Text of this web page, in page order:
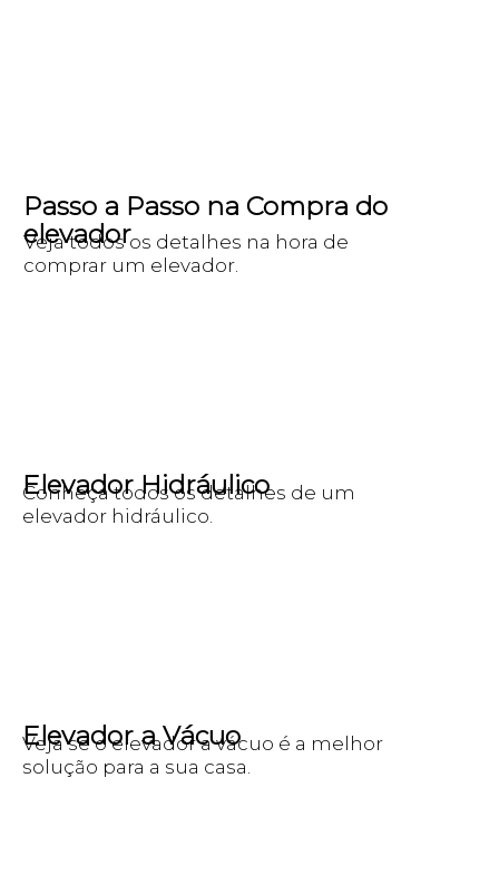
Passo a Passo na Compra do
elevador
Veja todos os detalhes na hora de
comprar um elevador.
Elevador Hidráulico
Conheça todos os detalhes de um
elevador hidráulico.
Elevador a Vácuo
Veja se o elevador a vácuo é a melhor
solução para a sua casa.